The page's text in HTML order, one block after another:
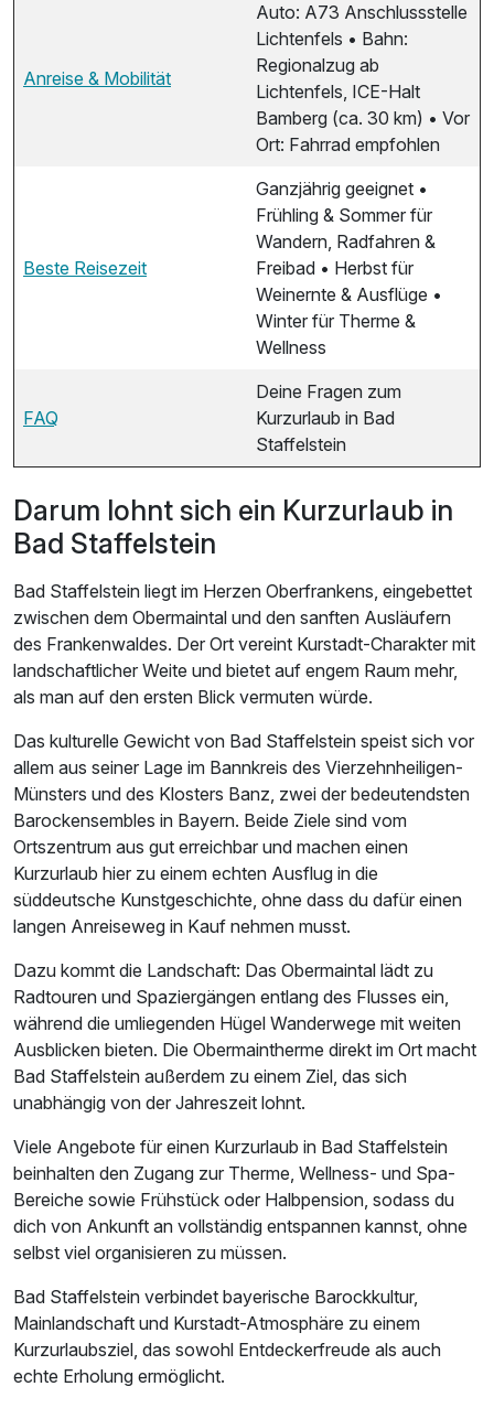
Anreise & Mobilität
Auto: A73 Anschlussstelle
Lichtenfels • Bahn:
Regionalzug ab
Lichtenfels, ICE-Halt
Bamberg (ca. 30 km) • Vor
Ort: Fahrrad empfohlen
Beste Reisezeit
Ganzjährig geeignet •
Frühling & Sommer für
Wandern, Radfahren &
Freibad • Herbst für
Weinernte & Ausflüge •
Winter für Therme &
Wellness
FAQ
Deine Fragen zum
Kurzurlaub in Bad
Staffelstein
Darum lohnt sich ein Kurzurlaub in
Bad Staffelstein
Bad Staffelstein liegt im Herzen Oberfrankens, eingebettet
zwischen dem Obermaintal und den sanften Ausläufern
des Frankenwaldes. Der Ort vereint Kurstadt-Charakter mit
landschaftlicher Weite und bietet auf engem Raum mehr,
als man auf den ersten Blick vermuten würde.
Das kulturelle Gewicht von Bad Staffelstein speist sich vor
allem aus seiner Lage im Bannkreis des Vierzehnheiligen-
Münsters und des Klosters Banz, zwei der bedeutendsten
Barockensembles in Bayern. Beide Ziele sind vom
Ortszentrum aus gut erreichbar und machen einen
Kurzurlaub hier zu einem echten Ausflug in die
süddeutsche Kunstgeschichte, ohne dass du dafür einen
langen Anreiseweg in Kauf nehmen musst.
Dazu kommt die Landschaft: Das Obermaintal lädt zu
Radtouren und Spaziergängen entlang des Flusses ein,
während die umliegenden Hügel Wanderwege mit weiten
Ausblicken bieten. Die Obermaintherme direkt im Ort macht
Bad Staffelstein außerdem zu einem Ziel, das sich
unabhängig von der Jahreszeit lohnt.
Viele Angebote für einen Kurzurlaub in Bad Staffelstein
beinhalten den Zugang zur Therme, Wellness- und Spa-
Bereiche sowie Frühstück oder Halbpension, sodass du
dich von Ankunft an vollständig entspannen kannst, ohne
selbst viel organisieren zu müssen.
Bad Staffelstein verbindet bayerische Barockkultur,
Mainlandschaft und Kurstadt-Atmosphäre zu einem
Kurzurlaubsziel, das sowohl Entdeckerfreude als auch
echte Erholung ermöglicht.